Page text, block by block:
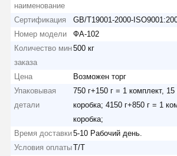
наименование
Сертификация
GB/T19001-2000-
Номер модели
ФА-102
Количество мин
заказа
500 кг
Цена
Возможен торг
Упаковывая
детали
750 г+150 г = 1 комплект,
коробка; 4150 г+850 г = 1
коробка;
Время доставки5-10 Рабочий день.
Условия оплатыТ/Т